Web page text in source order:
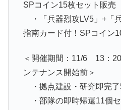
SPコイン15枚セット販売
・「兵器烈攻LV5」+「
指南カード付！SPコイン
＜開催期間：11/6 13：
ンテナンス開始前＞
・拠点建設・研究即完了
・部隊の即時帰還11個